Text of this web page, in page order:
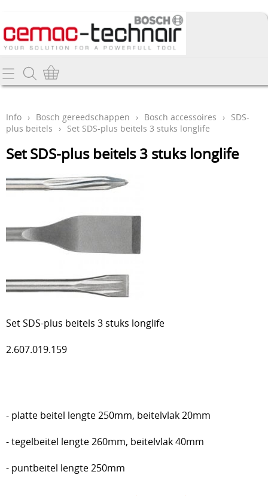
Home
Producten
Webshop
Promo's
Bosch gereedschappen
Diamantboren Tyrolit
Elektriciteit
Fischer
Contact
Mijn account
Info › Bosch gereedschappen › Bosch accessoires › SDS-
plus beitels
› Set SDS-plus beitels 3 stuks longlife
Set SDS-plus beitels 3 stuks longlife
Set SDS-plus beitels 3 stuks longlife
2.607.019.159
- platte beitel lengte 250mm, beitelvlak 20mm
- tegelbeitel lengte 260mm, beitelvlak 40mm
- puntbeitel lengte 250mm